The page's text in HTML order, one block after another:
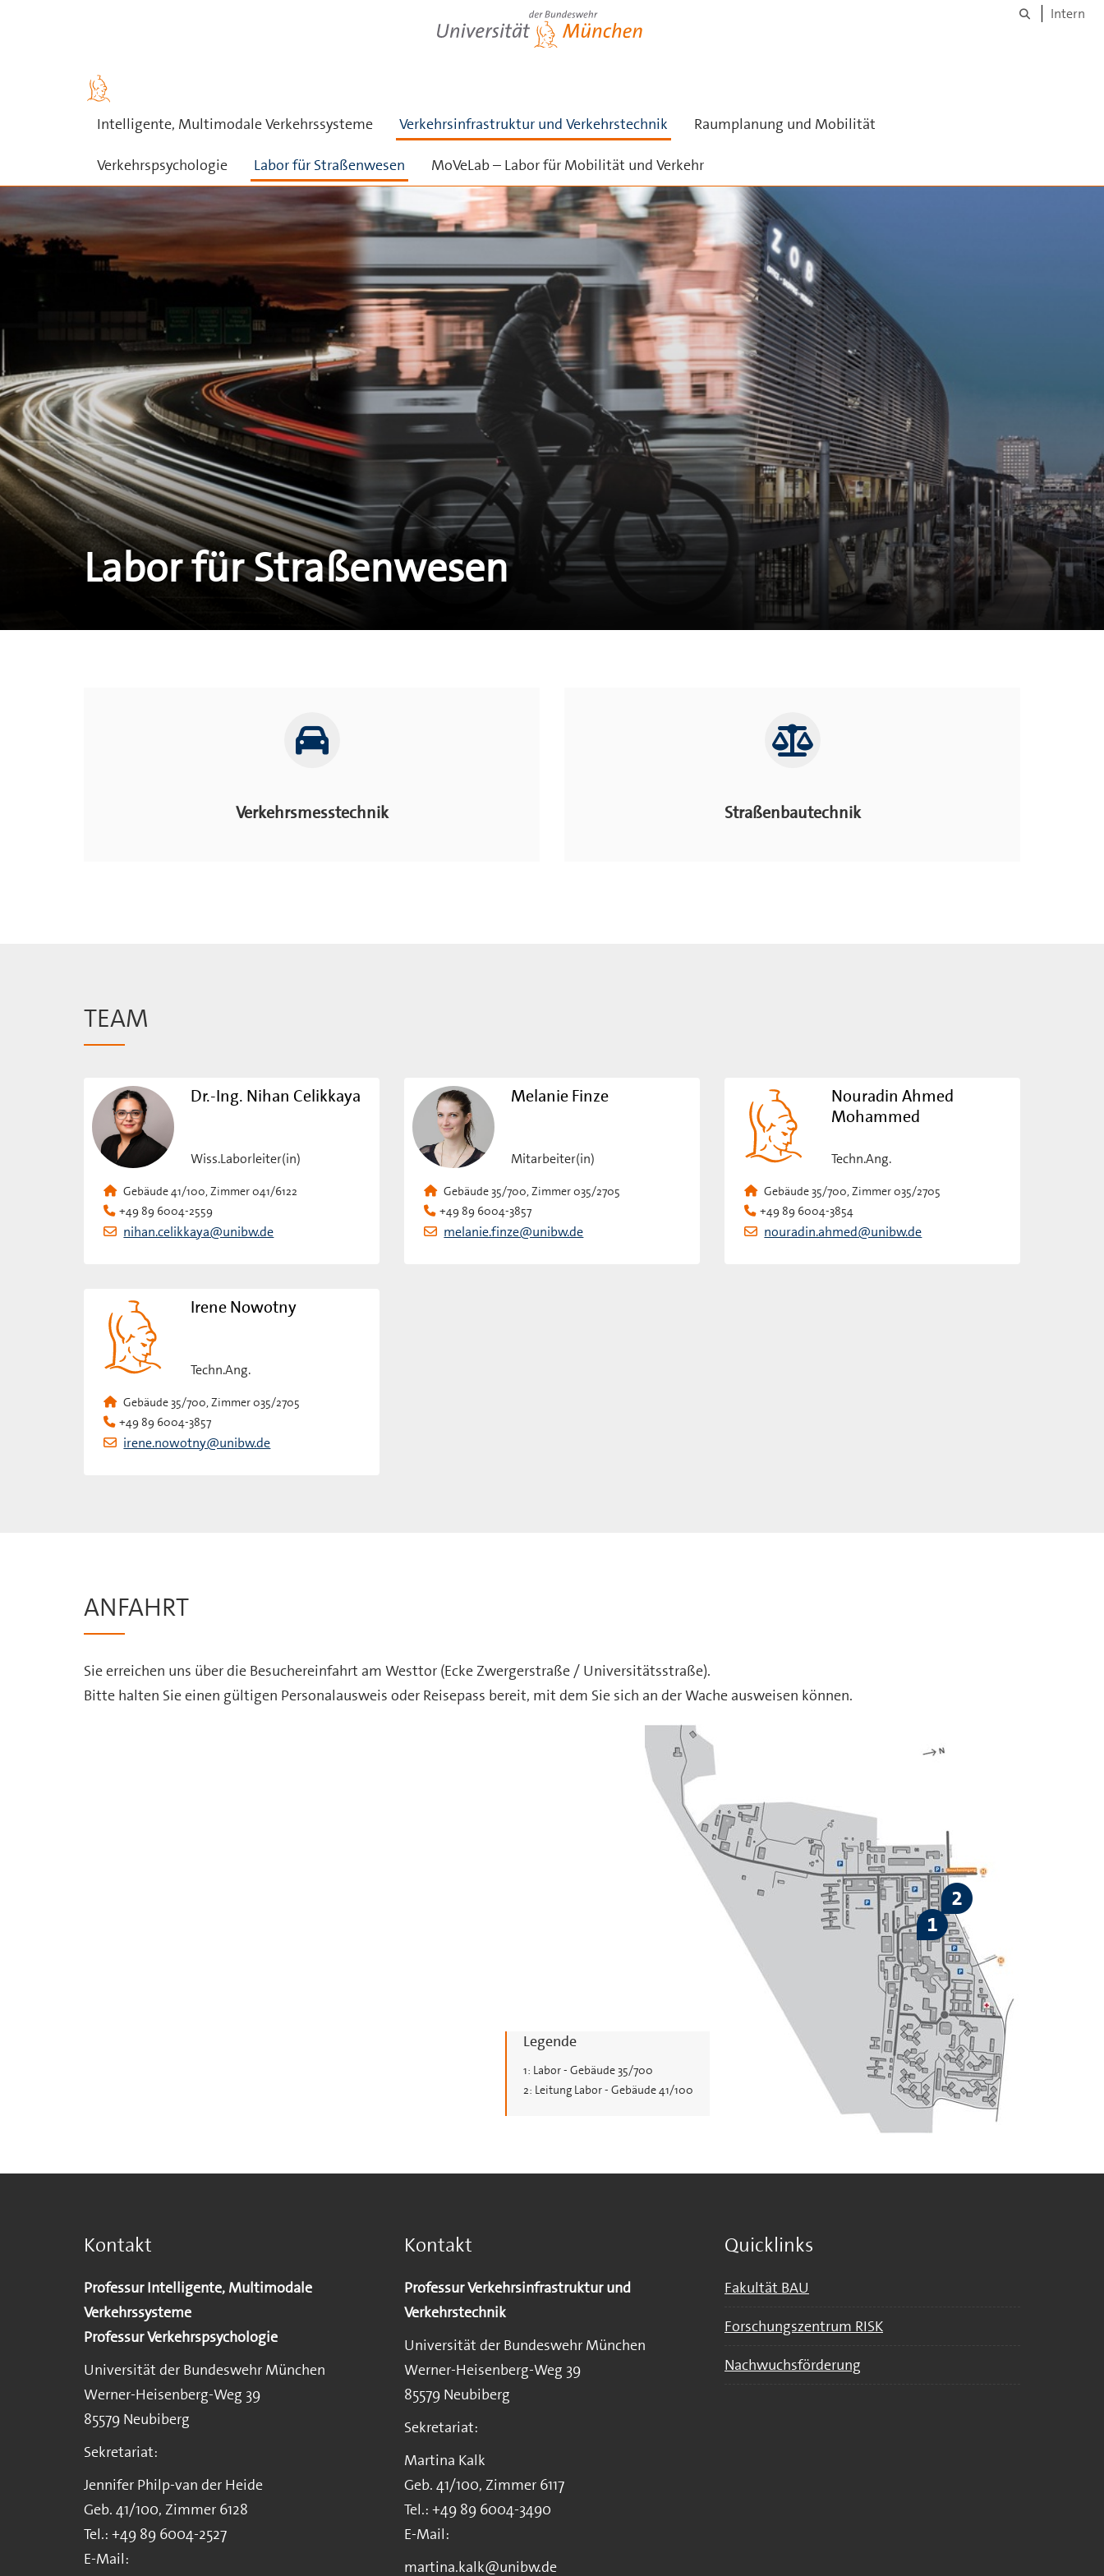
Intern
Intelligente, Multimodale Verkehrssysteme Verkehrsinfrastruktur und Verkehrstechnik Raumplanung und Mobilität
Verkehrspsychologie Labor für Straßenwesen MoVeLab – Labor für Mobilität und Verkehr
Labor für Straßenwesen
Verkehrsmesstechnik Straßenbautechnik
TEAM
Dr.-Ing. Nihan Celikkaya
Wiss.Laborleiter(in)
Gebäude 41/100, Zimmer 041/6122
+49 89 6004-2559
nihan.celikkaya@unibw.de
Melanie Finze
Mitarbeiter(in)
Gebäude 35/700, Zimmer 035/2705
+49 89 6004-3857
melanie.finze@unibw.de
Nouradin Ahmed
Mohammed
Techn.Ang.
Gebäude 35/700, Zimmer 035/2705
+49 89 6004-3854
nouradin.ahmed@unibw.de
Irene Nowotny
Techn.Ang.
Gebäude 35/700, Zimmer 035/2705
+49 89 6004-3857
irene.nowotny@unibw.de
ANFAHRT
Sie erreichen uns über die Besuchereinfahrt am Westtor (Ecke Zwergerstraße / Universitätsstraße).
Bitte halten Sie einen gültigen Personalausweis oder Reisepass bereit, mit dem Sie sich an der Wache ausweisen können.
Legende
1: Labor - Gebäude 35/700
2: Leitung Labor - Gebäude 41/100
Kontakt
Professur Intelligente, Multimodale
Verkehrssysteme
Professur Verkehrspsychologie
Universität der Bundeswehr München
Werner-Heisenberg-Weg 39
85579 Neubiberg
Sekretariat:
Jennifer Philp-van der Heide
Geb. 41/100, Zimmer 6128
Tel.: +49 89 6004-2527
E-Mail:
Kontakt
Professur Verkehrsinfrastruktur und
Verkehrstechnik
Universität der Bundeswehr München
Werner-Heisenberg-Weg 39
85579 Neubiberg
Sekretariat:
Martina Kalk
Geb. 41/100, Zimmer 6117
Tel.: +49 89 6004-3490
E-Mail:
martina.kalk@unibw.de
Quicklinks
Fakultät BAU
Forschungszentrum RISK
Nachwuchsförderung